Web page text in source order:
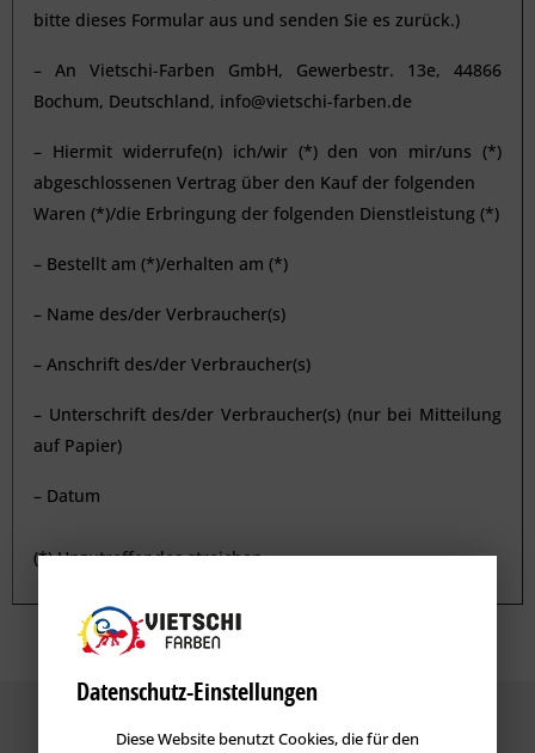
bitte dieses Formular aus und senden Sie es zurück.)
– An Vietschi-Farben GmbH, Gewerbestr. 13e, 44866
Bochum, Deutschland, info@vietschi-farben.de
– Hiermit widerrufe(n) ich/wir (*) den von mir/uns (*)
abgeschlossenen Vertrag über den Kauf der folgenden
Waren (*)/die Erbringung der folgenden Dienstleistung (*)
– Bestellt am (*)/erhalten am (*)
– Name des/der Verbraucher(s)
– Anschrift des/der Verbraucher(s)
– Unterschrift des/der Verbraucher(s) (nur bei Mitteilung
auf Papier)
– Datum
(*) Unzutreffendes streichen.
Datenschutz-Einstellungen
Diese Website benutzt Cookies, die für den